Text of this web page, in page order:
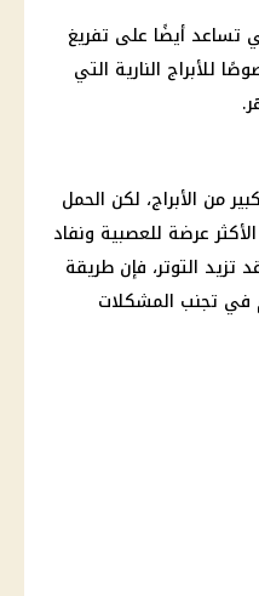
تساعد أيضًا على تفريغ
للأبراج النارية التي
من الأبراج، لكن الحمل
عرضة للعصبية ونفاد
تزيد التوتر، فإن طريقة
في تجنب المشكلات